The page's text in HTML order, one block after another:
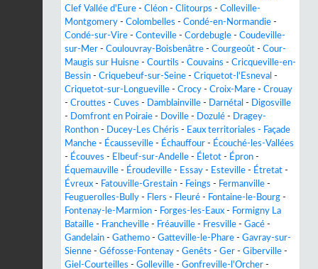
Clef Vallée d'Eure - Cléon - Clitourps - Colleville-
Montgomery - Colombelles - Condé-en-Normandie -
Condé-sur-Vire - Conteville - Cordebugle - Coudeville-
sur-Mer - Coulouvray-Boisbenâtre - Courgeoût - Cour-
Maugis sur Huisne - Courtils - Couvains - Cricqueville-en-
Bessin - Criquebeuf-sur-Seine - Criquetot-l'Esneval -
Criquetot-sur-Longueville - Crocy - Croix-Mare - Crouay
- Crouttes - Cuves - Damblainville - Darnétal -
Digosville
-
Domfront en Poiraie - Doville - Dozulé -
Dragey-
Ronthon - Ducey-Les Chéris - Eaux territoriales - Façade
Manche - Écausseville - Échauffour - Écouché-les-Vallées
- Écouves - Elbeuf-sur-Andelle - Életot - Épron -
Équemauville - Éroudeville - Essay - Esteville - Étretat -
Évreux - Fatouville-Grestain - Feings - Fermanville -
Feuguerolles-Bully - Flers - Fleuré - Fontaine-le-Bourg -
Fontenay-le-Marmion - Forges-les-Eaux - Formigny La
Bataille - Francheville - Fréauville - Fresville - Gacé -
Gandelain - Gathemo - Gatteville-le-Phare - Gavray-sur-
Sienne - Géfosse-Fontenay - Genêts - Ger - Giberville -
Giel-Courteilles - Golleville - Gonfreville-l'Orcher -